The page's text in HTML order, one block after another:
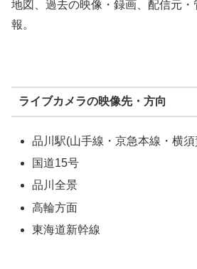
地図、過去の映像・録画、配信元
報。
ライブカメラの映像先・方向
品川駅(山手線・京急本線・横
国道15号
品川全景
高輪方面
東海道新幹線